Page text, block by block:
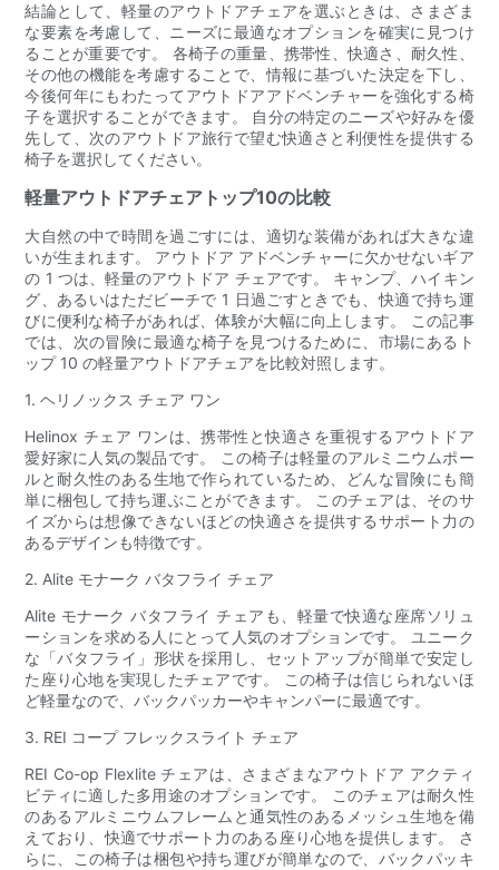
結論として、軽量のアウトドアチェアを選ぶときは、さまざま
な要素を考慮して、ニーズに最適なオプションを確実に見つけ
ることが重要です。 各椅子の重量、携帯性、快適さ、耐久性、
その他の機能を考慮することで、情報に基づいた決定を下し、
今後何年にもわたってアウトドアアドベンチャーを強化する椅
子を選択することができます。 自分の特定のニーズや好みを優
先して、次のアウトドア旅行で望む快適さと利便性を提供する
椅子を選択してください。
軽量アウトドアチェアトップ10の比較
大自然の中で時間を過ごすには、適切な装備があれば大きな違
いが生まれます。 アウトドア アドベンチャーに欠かせないギア
の 1 つは、軽量のアウトドア チェアです。 キャンプ、ハイキン
グ、あるいはただビーチで 1 日過ごすときでも、快適で持ち運
びに便利な椅子があれば、体験が大幅に向上します。 この記事
では、次の冒険に最適な椅子を見つけるために、市場にあるト
ップ 10 の軽量アウトドアチェアを比較対照します。
1. ヘリノックス チェア ワン
Helinox チェア ワンは、携帯性と快適さを重視するアウトドア
愛好家に人気の製品です。 この椅子は軽量のアルミニウムポー
ルと耐久性のある生地で作られているため、どんな冒険にも簡
単に梱包して持ち運ぶことができます。 このチェアは、そのサ
イズからは想像できないほどの快適さを提供するサポート力の
あるデザインも特徴です。
2. Alite モナーク バタフライ チェア
Alite モナーク バタフライ チェアも、軽量で快適な座席ソリュ
ーションを求める人にとって人気のオプションです。 ユニーク
な「バタフライ」形状を採用し、セットアップが簡単で安定し
た座り心地を実現したチェアです。 この椅子は信じられないほ
ど軽量なので、バックパッカーやキャンパーに最適です。
3. REI コープ フレックスライト チェア
REI Co-op Flexlite チェアは、さまざまなアウトドア アクティ
ビティに適した多用途のオプションです。 このチェアは耐久性
のあるアルミニウムフレームと通気性のあるメッシュ生地を備
えており、快適でサポート力のある座り心地を提供します。 さ
らに、この椅子は梱包や持ち運びが簡単なので、バックパッキ